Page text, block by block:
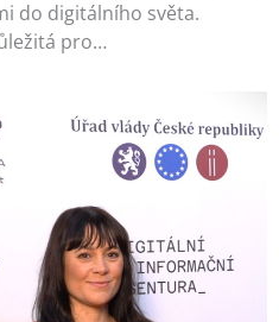
do digitálního světa.
pro…